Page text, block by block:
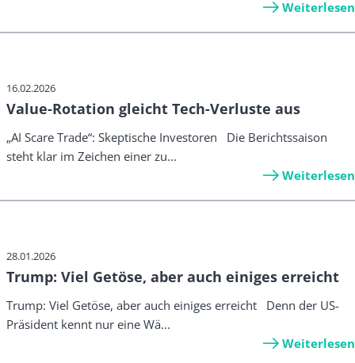
Weiterlesen
16.02.2026
Value-Rotation gleicht Tech-Verluste aus
„AI Scare Trade“: Skeptische Investoren Die Berichtssaison
steht klar im Zeichen einer zu...
Weiterlesen
28.01.2026
Trump: Viel Getöse, aber auch einiges erreicht
Trump: Viel Getöse, aber auch einiges erreicht Denn der US-
Präsident kennt nur eine Wä...
Weiterlesen